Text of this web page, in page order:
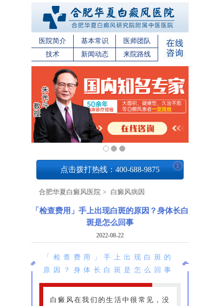
医院简介 基本常识
医师团队
技术
新闻动态 来院路线
点击拨打热线：400-688-9875 1
合肥华夏白癜风医院 > 白癜风病因
「检查费用」手上出现白斑的原因？身体长白
斑是怎么回事
2022-08-22
「检查费用」手上出现白斑的
原因？身体长白斑是怎么回事
白癜风在我们的生活中很常见，没